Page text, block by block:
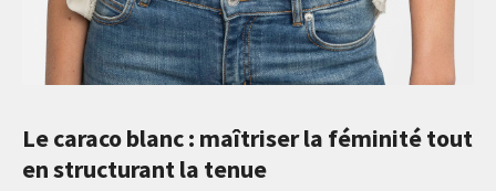
Le caraco blanc : maîtriser la féminité tout
en structurant la tenue